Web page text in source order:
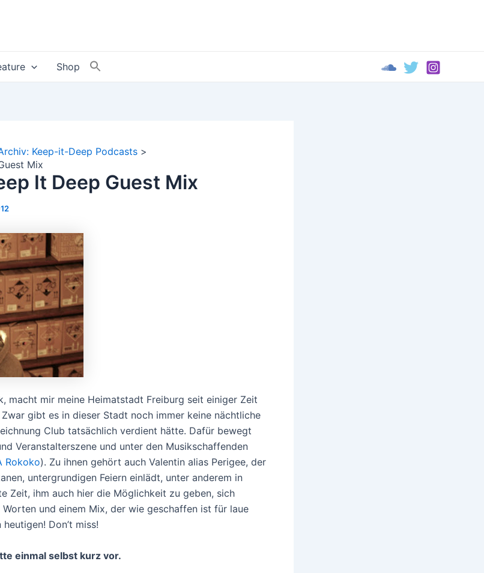
Shop
Keep-it-Deep Podcasts
Mix
It Deep Guest Mix
macht mir meine Heimatstadt Freiburg seit einiger Zeit
gibt es in dieser Stadt noch immer keine nächtliche
Club tatsächlich verdient hätte. Dafür bewegt
Veranstalterszene und unter den Musikschaffenden
Rokoko). Zu ihnen gehört auch Valentin alias Perigee, der
untergrundigen Feiern einlädt, unter anderem in
Zeit, ihm auch hier die Möglichkeit zu geben, sich
und einem Mix, der wie geschaffen ist für laue
Don’t miss!
einmal selbst kurz vor.